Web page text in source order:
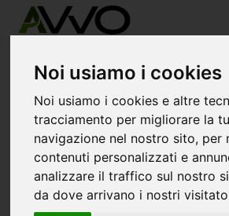
Noi usiamo i cookies
Noi usiamo i cookies e altre
tracciamento per migliorare la
navigazione nel nostro sito, per
contenuti personalizzati e
analizzare il traffico sul nostro
da dove arrivano i nostri
avvo-it>Mantova> Avvocati gazzuolo